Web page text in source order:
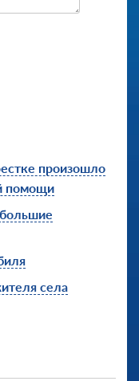
произошло
помощи
села